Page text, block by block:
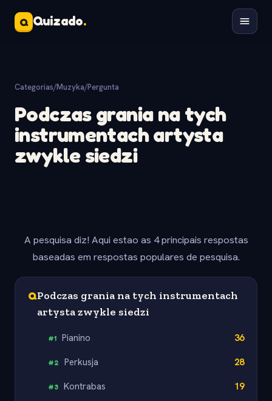
Q Quizado.
Categorias/Muzyka/Pergunta
Podczas grania na tych
instrumentach artysta
zwykle siedzi
A pesquisa diz! Aqui estao as 4 principais respostas
baseadas em respostas populares de pesquisa.
QPodczas grania na tych instrumentach
artysta zwykle siedzi
#1 Pianino 36
#2 Perkusja 28
#3 Kontrabas 19